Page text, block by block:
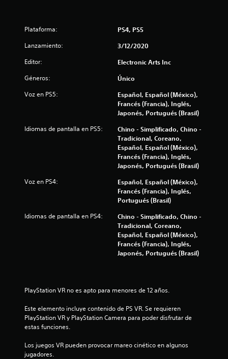
r
l
a
s
d
e
c
e
Plataforma: PS4, PS5
Lanzamiento: 3/12/2020
Editor: Electronic Arts Inc
Géneros: Único
Voz en PS5:
Español, Español (México),
Francés (Francia), Inglés,
Japonés, Portugués (Brasil)
Idiomas de pantalla en PS5:
Chino - Simplificado, Chino -
Tradicional, Coreano,
Español, Español (México),
Francés (Francia), Inglés,
Japonés, Portugués (Brasil)
Voz en PS4:
Español, Español (México),
Francés (Francia), Inglés,
Portugués (Brasil)
Idiomas de pantalla en PS4:
Chino - Simplificado, Chino -
Tradicional, Coreano,
Español, Español (México),
Francés (Francia), Inglés,
Japonés, Portugués (Brasil)
PlayStation VR no es apto para menores de 12 años.
Este elemento incluye contenido de PS VR. Se requieren
PlayStation VR y PlayStation Camera para poder disfrutar de
estas funciones.
Los juegos VR pueden provocar mareo cinético en algunos
jugadores.